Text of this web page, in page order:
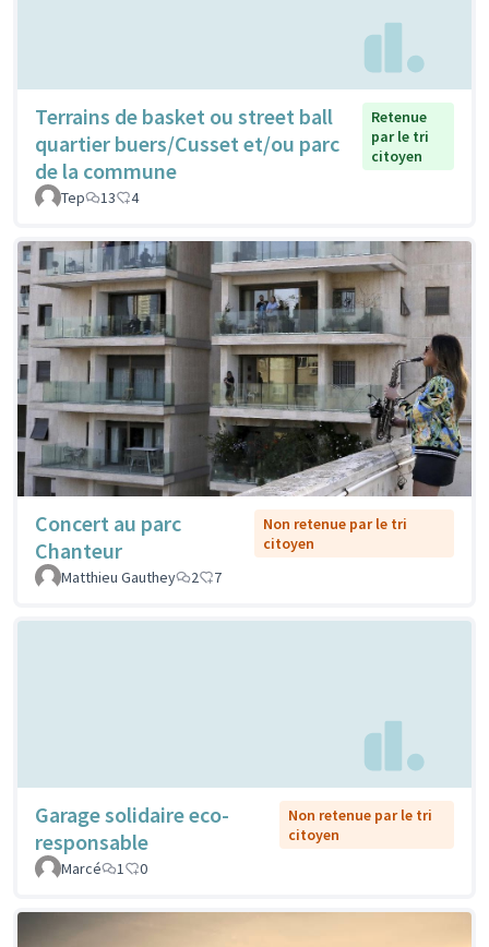
Terrains de basket ou street ball
quartier buers/Cusset et/ou parc
de la commune
Retenue
par le tri
citoyen
Tep 13 4
Concert au parc
Chanteur
Non retenue par le tri
citoyen
Matthieu Gauthey
2 7
Garage solidaire eco-
responsable
Non retenue par le tri
citoyen
Marcé
1 0